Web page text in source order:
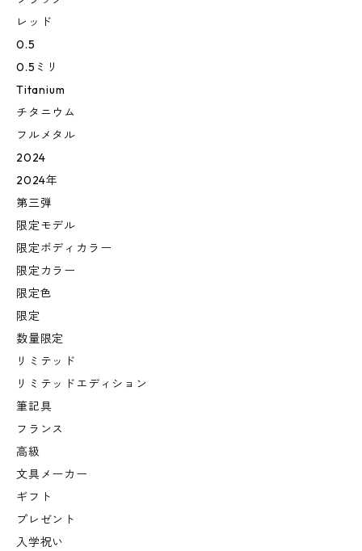
レッド
0.5
0.5ミリ
Titanium
チタニウム
フルメタル
2024
2024年
第三弾
限定モデル
限定ボディカラー
限定カラー
限定色
限定
数量限定
リミテッド
リミテッドエディション
筆記具
フランス
高級
文具メーカー
ギフト
プレゼント
入学祝い